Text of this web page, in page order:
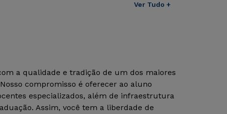
Ver Tudo +
a qualidade e tradição de um dos maiores
compromisso é oferecer ao aluno
especializados, além de infraestrutura
Assim, você tem a liberdade de
Rápido e fácil
WhatsApp
Rápido e fácil
WhatsApp